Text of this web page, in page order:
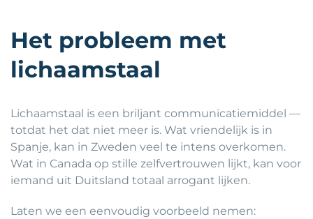
Het probleem met
lichaamstaal
Lichaamstaal is een briljant communicatiemiddel —
totdat het dat niet meer is. Wat vriendelijk is in
Spanje, kan in Zweden veel te intens overkomen.
Wat in Canada op stille zelfvertrouwen lijkt, kan voor
iemand uit Duitsland totaal arrogant lijken.
Laten we een eenvoudig voorbeeld nemen: